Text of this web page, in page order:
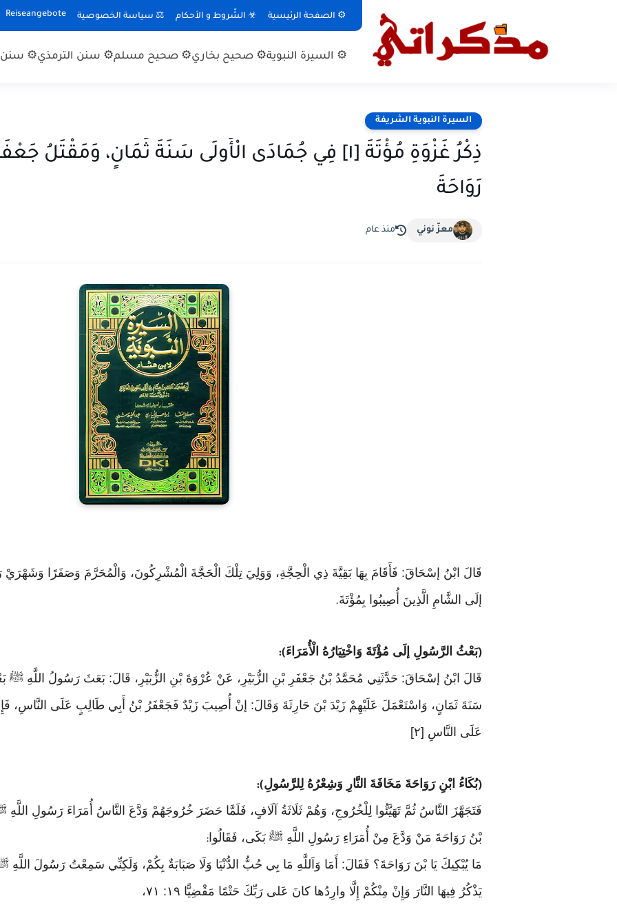
⚙ الصفحة الرئيسية ☣ الشّروط و الأحكام ⚖ سياسة الخصوصية Reiseangebote
⚙ السيرة النبوية⚙ صحيح بخاري⚙ صحيح مسلم⚙ سنن الترمذي⚙ سنن
السيرة النبوية الشريفة
ذِكْرُ غَزْوَةِ مُؤْتَةَ [١] فِي جُمَادَى الْأُولَى سَنَةَ ثَمَانٍ، وَمَقْتَلُ
رَوَاحَةَ
معزّ نوني منذ عام
قَالَ ابْنُ إسْحَاقَ: فَأَقَامَ بِهَا بَقِيَّةَ ذِي الْحِجَّةِ، وَوَلِيَ تِلْكَ الْحَجَّةَ الْمُشْرِكُونَ، وَالْمُحَرَّمَ وَصَفَرًا وَشَهْرَيْ
إلَى الشَّامِ الَّذِينَ أُصِيبُوا بِمُؤْتَةَ.
(بَعْثُ الرَّسُولِ إلَى مُؤْتَةَ وَاخْتِيَارُهُ الْأُمَرَاءَ):
قَالَ ابْنُ إسْحَاقَ: حَدَّثَنِي مُحَمَّدُ بْنُ جَعْفَرِ بْنِ الزُّبَيْرِ، عَنْ عُرْوَةَ بْنِ الزُّبَيْرِ، قَالَ: بَعَثَ رَسُولُ اللَّهِ ﷺ
سَنَةَ ثَمَانٍ، وَاسْتَعْمَلَ عَلَيْهِمْ زَيْدَ بْنَ حَارِثَةَ وَقَالَ: إنْ أُصِيبَ زَيْدٌ فَجَعْفَرُ بْنُ أَبِي طَالِبٍ عَلَى النَّاسِ،
عَلَى النَّاسِ [٢]
(بُكَاءُ ابْنِ رَوَاحَةَ مَخَافَةَ النَّارِ وَشِعْرُهُ لِلرَّسُولِ):
فَتَجَهَّزَ النَّاسُ ثُمَّ تَهَيَّئُوا لِلْخُرُوجِ، وَهُمْ ثَلَاثَةُ آلَافٍ، فَلَمَّا حَضَرَ خُرُوجَهُمْ وَدَّعَ النَّاسُ أُمَرَاءَ رَسُولِ اللَّهِ
بْنُ رَوَاحَةَ مَنْ وَدَّعَ مِنْ أُمَرَاءِ رَسُولِ اللَّهِ ﷺ بَكَى، فَقَالُوا :
مَا يُبْكِيكَ يَا بْنَ رَوَاحَةَ؟ فَقَالَ: أَمَا وَاَللَّهِ مَا بِي حُبُّ الدُّنْيَا وَلَا صَبَابَةٌ بِكُمْ، وَلَكِنِّي سَمِعْتُ رَسُولَ
يَذْكُرُ فِيهَا النَّارَ وَإِنْ مِنْكُمْ إِلَّا وارِدُها كانَ عَلى رَبِّكَ حَتْمًا مَقْضِيًّا ١٩: ٧١،